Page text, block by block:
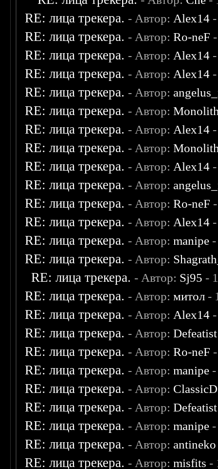
RE: лица трекера. - Автор: Alex14
RE: лица трекера. - Автор:Ro-neF
RE: лица трекера. - Автор: Alex14
RE: лица трекера. - Автор: Alex14
RE: лица трекера. - Автор:
RE: лица трекера. - Автор:
RE: лица трекера. - Автор: Alex14
RE: лица трекера. - Автор:
RE: лица трекера. - Автор: Alex14
RE: лица трекера. - Автор:
RE: лица трекера. - Автор:Ro-neF
RE: лица трекера. - Автор: Alex14
RE: лица трекера. - Автор:manipe
RE: лица трекера. - Автор:
RE: лица трекера. - Автор: Sj95 -
RE: лица трекера. - Автор:митол -
RE: лица трекера. - Автор: Alex14
RE: лица трекера. - Автор:Defeatist
RE: лица трекера. - Автор:Ro-neF
RE: лица трекера. - Автор:manipe
RE: лица трекера. - Автор:
RE: лица трекера. - Автор:Defeatist
RE: лица трекера. - Автор:manipe
RE: лица трекера. - Автор: antineko
RE: лица трекера. - Автор:misfits -